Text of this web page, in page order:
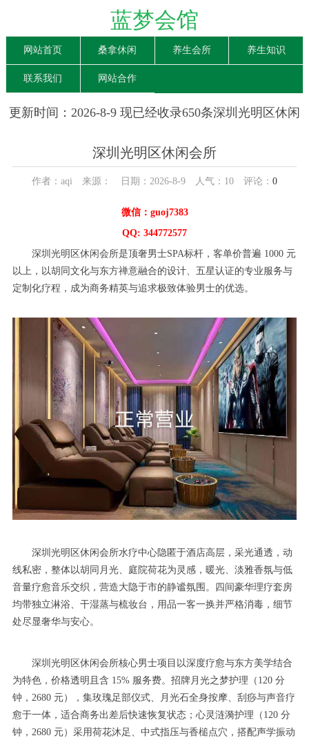
蓝梦会馆
网站首页 桑拿休闲 养生会所 养生知识
联系我们 网站合作
更新时间：2026-8-9 现已经收录650条深圳光明区休闲
深圳光明区休闲会所
作者：aqi 来源： 日期：2026-8-9 人气： 10 评论： 0
微信：guoj7383
QQ: 344772577
深圳光明区休闲会所是顶奢男士SPA标杆，客单价普遍 1000 元
以上，以胡同文化与东方禅意融合的设计、五星认证的专业服务与
定制化疗程，成为商务精英与追求极致体验男士的优选。
深圳光明区休闲会所水疗中心隐匿于酒店高层，采光通透，动
线私密，整体以胡同月光、庭院荷花为灵感，暖光、淡雅香氛与低
音量疗愈音乐交织，营造大隐于市的静谧氛围。四间豪华理疗套房
均带独立淋浴、干湿蒸与梳妆台，用品一客一换并严格消毒，细节
处尽显奢华与安心。
深圳光明区休闲会所核心男士项目以深度疗愈与东方美学结合
为特色，价格透明且含 15% 服务费。招牌月光之梦护理（120 分
钟，2680 元），集玫瑰足部仪式、月光石全身按摩、刮痧与声音疗
愈于一体，适合商务出差后快速恢复状态；心灵涟漪护理（120 分
钟，2680 元）采用荷花沐足、中式指压与香槌点穴，搭配声学振动